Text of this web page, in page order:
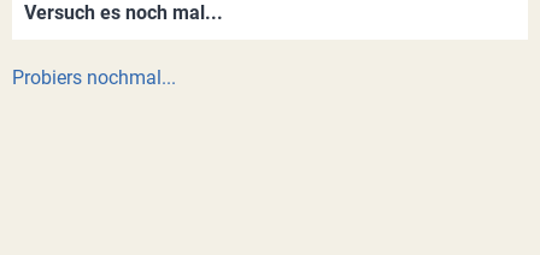
Versuch es noch mal...
Probiers nochmal...